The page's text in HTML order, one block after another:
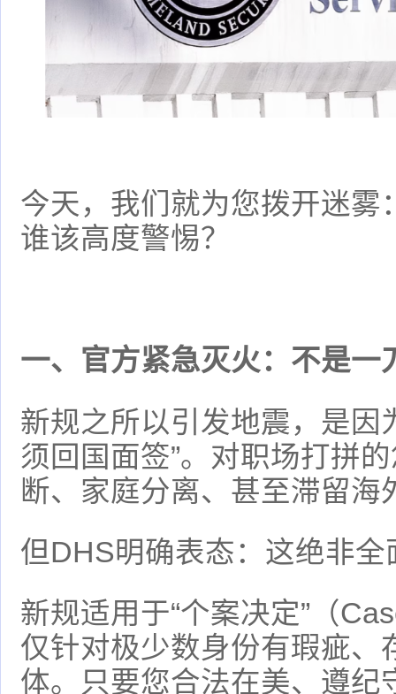
今天，我们就为您拨开迷雾
谁该高度警惕？
一、官方紧急灭火：不是一
新规之所以引发地震，是因
须回国面签”。对职场打拼
断、家庭分离、甚至滞留海
但DHS明确表态：这绝非全
新规适用于“个案决定”（
仅针对极少数身份有瑕疵、
体。只要您合法在美、遵纪